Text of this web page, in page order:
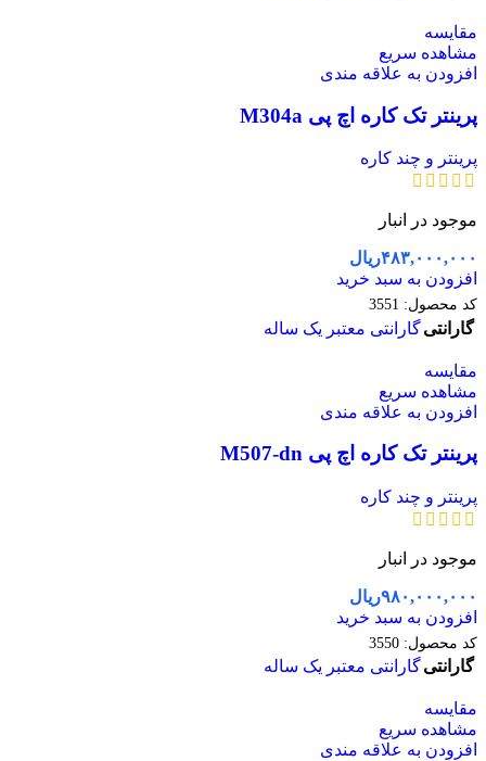
مقایسه
مشاهده سریع
افزودن به علاقه مندی
پرینتر تک کاره اچ پی M304a
پرینتر و چند کاره
موجود در انبار
۴۸۳,۰۰۰,۰۰۰ریال
افزودن به سبد خرید
کد محصول: 3551
گارانتیگارانتی معتبر یک ساله
مقایسه
مشاهده سریع
افزودن به علاقه مندی
پرینتر تک کاره اچ پی M507-dn
پرینتر و چند کاره
موجود در انبار
۹۸۰,۰۰۰,۰۰۰ریال
افزودن به سبد خرید
کد محصول: 3550
گارانتیگارانتی معتبر یک ساله
مقایسه
مشاهده سریع
افزودن به علاقه مندی